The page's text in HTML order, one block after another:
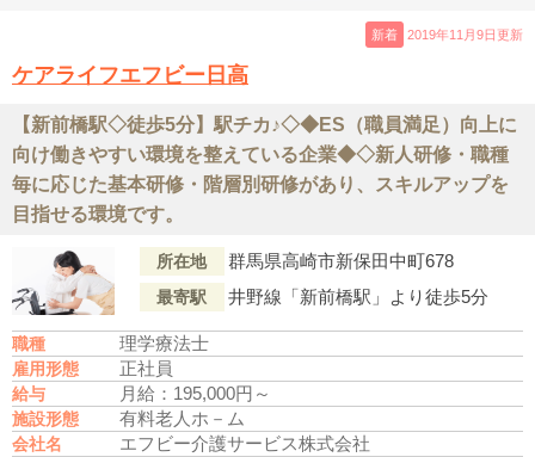
新着 2019年11月9日更新
ケアライフエフビー日高
【新前橋駅◇徒歩5分】駅チカ♪◇◆ES（職員満足）向上に
向け働きやすい環境を整えている企業◆◇新人研修・職種
毎に応じた基本研修・階層別研修があり、スキルアップを
目指せる環境です。
所在地 群馬県高崎市新保田中町678
最寄駅 井野線「新前橋駅」より徒歩5分
職種 理学療法士
雇用形態 正社員
給与 月給：195,000円～
施設形態 有料老人ホ－ム
会社名 エフビー介護サービス株式会社